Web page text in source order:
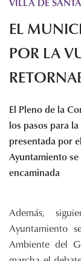
Servicios
Noticias
Recursos
Documentos
Audiovisuales
Transparencia
Sede
EL
POR LA
El Pleno de la
los pasos para
presentada por
Ayuntamiento
encaminada
Además,
Ayuntamiento
Ambiente del